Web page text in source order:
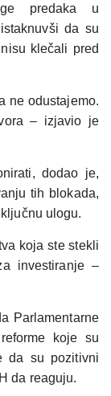
predaka u
da su
klečali pred
ne odustajemo.
– izjavio je
dodao je,
tih blokada,
ulogu.
koja ste stekli
investiranje –
Parlamentarne
koje su
da su pozitivni
da reaguju.